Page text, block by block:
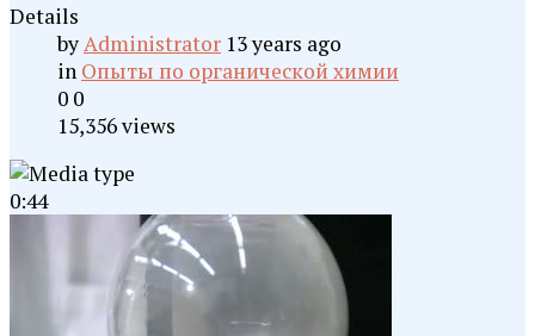
Details
byAdministrator 13 years ago
in Опыты по органической химии
0 0
15,356 views
0:44